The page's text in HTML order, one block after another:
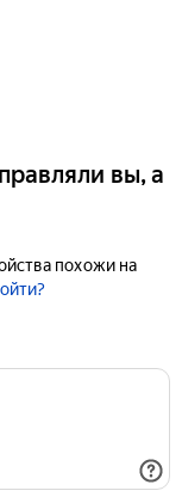
вы, а
похожи на